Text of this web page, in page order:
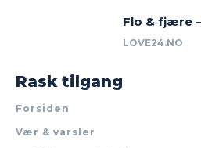
Flo & fjære
LOVE24.NO
Rask tilgang
Forsiden
Vær & varsler